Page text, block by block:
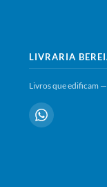
LIVRARIA
Livros que edificam